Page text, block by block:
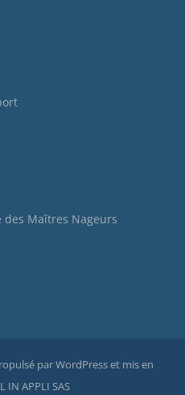
des Maîtres Nageurs
par WordPress et mis en
IN APPLI SAS